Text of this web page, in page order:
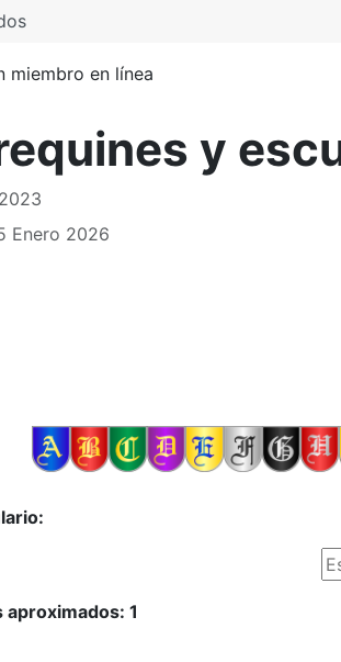
miembro en línea
y
Enero 2026
aproximados: 1